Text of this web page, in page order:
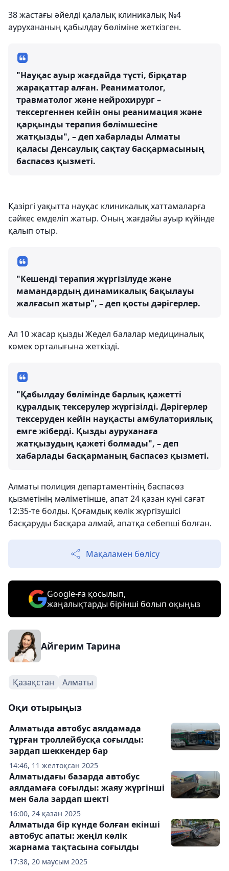
38 жастағы әйелді қалалық клиникалық №4
аурухананың қабылдау бөліміне жеткізген.
"Науқас ауыр жағдайда түсті, бірқатар
жарақаттар алған. Реаниматолог,
травматолог және нейрохирург –
тексергеннен кейін оны реанимация және
қарқынды терапия бөлімшесіне
жатқызды", – деп хабарлады Алматы
қаласы Денсаулық сақтау басқармасының
баспасөз қызметі.
Қазіргі уақытта науқас клиникалық хаттамаларға
сәйкес емделіп жатыр. Оның жағдайы ауыр күйінде
қалып отыр.
"Кешенді терапия жүргізілуде және
мамандардың динамикалық бақылауы
жалғасып жатыр", – деп қосты дәрігерлер.
Ал 10 жасар қызды Жедел балалар медициналық
көмек орталығына жеткізді.
"Қабылдау бөлімінде барлық қажетті
құралдық тексерулер жүргізілді. Дәрігерлер
тексеруден кейін науқасты амбулаториялық
емге жіберді. Қызды ауруханаға
жатқызудың қажеті болмады", – деп
хабарлады басқарманың баспасөз қызметі.
Алматы полиция департаментінің баспасөз
қызметінің мәліметінше, апат 24 қазан күні сағат
12:35-те болды. Қоғамдық көлік жүргізушісі
басқаруды басқара алмай, апатқа себепші болған.
Мақаламен бөлісу
Google-ға қосылып,
жаңалықтарды бірінші болып оқыңыз
Айгерим Тарина
Қазақстан Алматы
Оқи отырыңыз
14:46, 11 желтоқсан 2025
Алматыда автобус аялдамада
тұрған троллейбусқа соғылды:
зардап шеккендер бар
16:00, 24 қазан 2025
Алматыдағы базарда автобус
аялдамаға соғылды: жаяу жүргінші
мен бала зардап шекті
17:38, 20 маусым 2025
Алматыда бір күнде болған екінші
автобус апаты: жеңіл көлік
жарнама тақтасына соғылды